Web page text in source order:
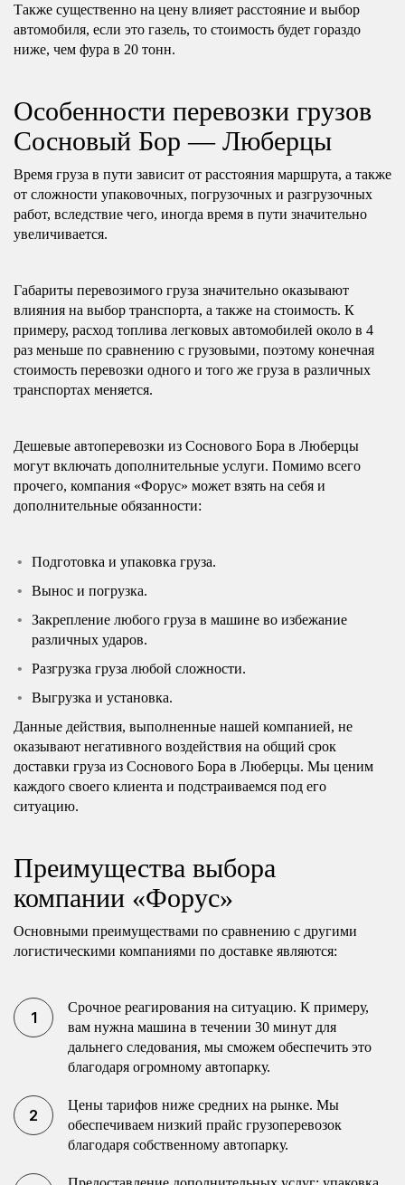
Также существенно на цену влияет расстояние и выбор
автомобиля, если это газель, то стоимость будет гораздо
ниже, чем фура в 20 тонн.
Особенности перевозки грузов
Сосновый Бор — Люберцы
Время груза в пути зависит от расстояния маршрута, а также
от сложности упаковочных, погрузочных и разгрузочных
работ, вследствие чего, иногда время в пути значительно
увеличивается.
Габариты перевозимого груза значительно оказывают
влияния на выбор транспорта, а также на стоимость. К
примеру, расход топлива легковых автомобилей около в 4
раз меньше по сравнению с грузовыми, поэтому конечная
стоимость перевозки одного и того же груза в различных
транспортах меняется.
Дешевые автоперевозки из Соснового Бора в Люберцы
могут включать дополнительные услуги. Помимо всего
прочего, компания «Форус» может взять на себя и
дополнительные обязанности:
Подготовка и упаковка груза.
Вынос и погрузка.
Закрепление любого груза в машине во избежание
различных ударов.
Разгрузка груза любой сложности.
Выгрузка и установка.
Данные действия, выполненные нашей компанией, не
оказывают негативного воздействия на общий срок
доставки груза из Соснового Бора в Люберцы. Мы ценим
каждого своего клиента и подстраиваемся под его
ситуацию.
Преимущества выбора
компании «Форус»
Основными преимуществами по сравнению с другими
логистическими компаниями по доставке являются:
Срочное реагирования на ситуацию. К примеру,
вам нужна машина в течении 30 минут для
дальнего следования, мы сможем обеспечить это
благодаря огромному автопарку.
Цены тарифов ниже средних на рынке. Мы
обеспечиваем низкий прайс грузоперевозок
благодаря собственному автопарку.